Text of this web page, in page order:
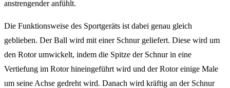
anstrengender anfühlt.
Die Funktionsweise des Sportgeräts ist dabei genau gleich
geblieben. Der Ball wird mit einer Schnur geliefert. Diese wird um
den Rotor umwickelt, indem die Spitze der Schnur in eine
Vertiefung im Rotor hineingeführt wird und der Rotor einige Male
um seine Achse gedreht wird. Danach wird kräftig an der Schnur